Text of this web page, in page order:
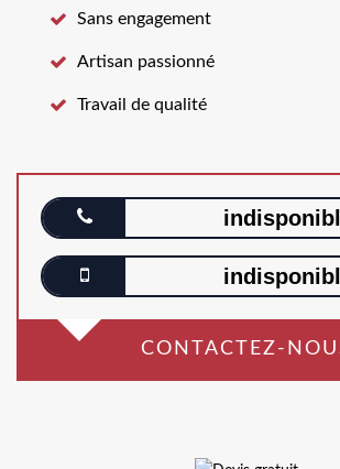
Sans engagement
Artisan passionné
Travail de qualité
CONTACTEZ-